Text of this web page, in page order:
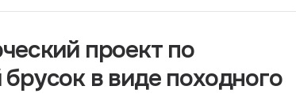
проект по
в виде походного